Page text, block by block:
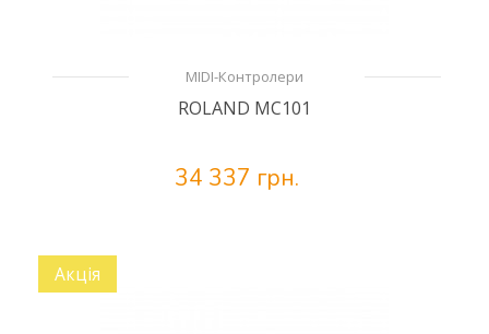
MIDI-Контролери
ROLAND MC101
34 337 грн.
Акція